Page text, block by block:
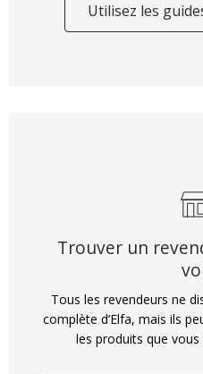
Utilisez les
Trouver un
Tous les revendeurs ne
complète d’Elfa, mais ils
les produits que